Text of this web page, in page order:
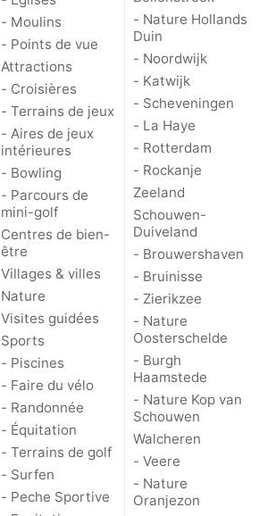
- Moulins
- Points de vue
Attractions
- Croisières
- Terrains de jeux
- Aires de jeux
intérieures
- Bowling
- Parcours de
mini-golf
Centres de bien-
être
Villages & villes
Nature
Visites guidées
Sports
- Piscines
- Faire du vélo
- Randonnée
- Équitation
- Terrains de golf
- Surfen
- Peche Sportive
- Nature Hollands
Duin
- Noordwijk
- Katwijk
- Scheveningen
- La Haye
- Rotterdam
- Rockanje
Zeeland
Schouwen-
Duiveland
- Brouwershaven
- Bruinisse
- Zierikzee
- Nature
Oosterschelde
- Burgh
Haamstede
- Nature Kop van
Schouwen
Walcheren
- Veere
- Nature
Oranjezon